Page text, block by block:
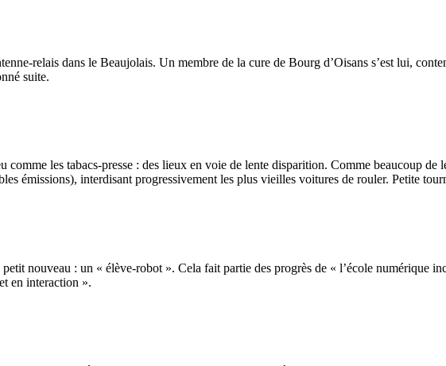
relais dans le Beaujolais. Un membre de la cure de Bourg d’Oisans s’est lui,
suite.
comme les tabacs-presse : des lieux en voie de lente disparition. Comme beaucoup de
émissions), interdisant progressivement les plus vieilles voitures de rouler. Petite
nouveau : un « élève-robot ». Cela fait partie des progrès de « l’école numérique
en interaction ».